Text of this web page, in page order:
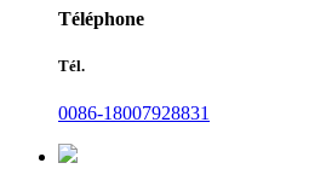
Téléphone
Tél.
0086-18007928831